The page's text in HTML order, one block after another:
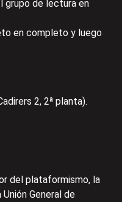
grupo de lectura en
en completo y luego
2, 2ª planta).
del plataformismo, la
General de